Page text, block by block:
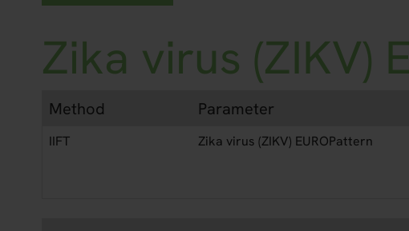
Zika virus (ZIKV)
Method
IIFT
Parameter
Zika virus (ZIKV) EUROPattern